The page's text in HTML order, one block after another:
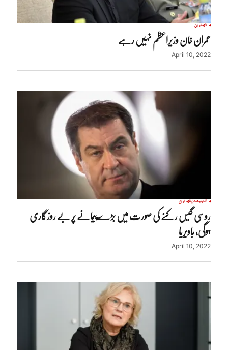
تازہ ترین
عمران خان وزیراعظم نہیں رہے
April 10, 2022
انٹرنیشنلتازہ ترین
روسی گیس رکنے کی صورت میں بڑے پیمانے پر بے روزگاری
ہوگی، باویریا
April 10, 2022